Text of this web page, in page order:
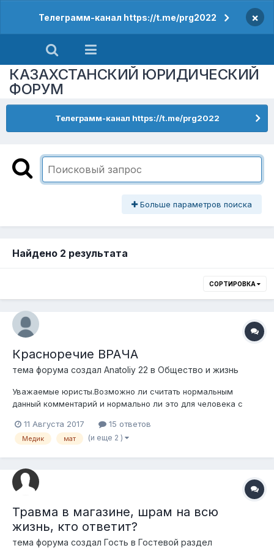
Телеграмм-канал https://t.me/prg2022 ×
КАЗАХСТАНСКИЙ ЮРИДИЧЕСКИЙ
ФОРУМ
Телеграмм-канал https://t.me/prg2022
Больше параметров поиска
Найдено 2 результата
СОРТИРОВКА
Красноречие ВРАЧА
тема форума создал Anatoliy 22 в Общество и жизнь
Уважаемые юристы.Возможно ли считать нормальным
данный комментарий и нормально ли это для человека с
11 Августа 2017
15 ответов
Медик мат (и еще 2 )
Травма в магазине, шрам на всю
жизнь, кто ответит?
тема форума создал Гость в Гостевой раздел